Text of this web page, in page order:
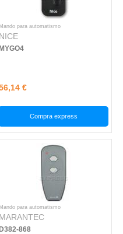
Mando para automatismo
NICE
MYGO4
€
Compra express
Mando para automatismo
MARANTEC
D382-868